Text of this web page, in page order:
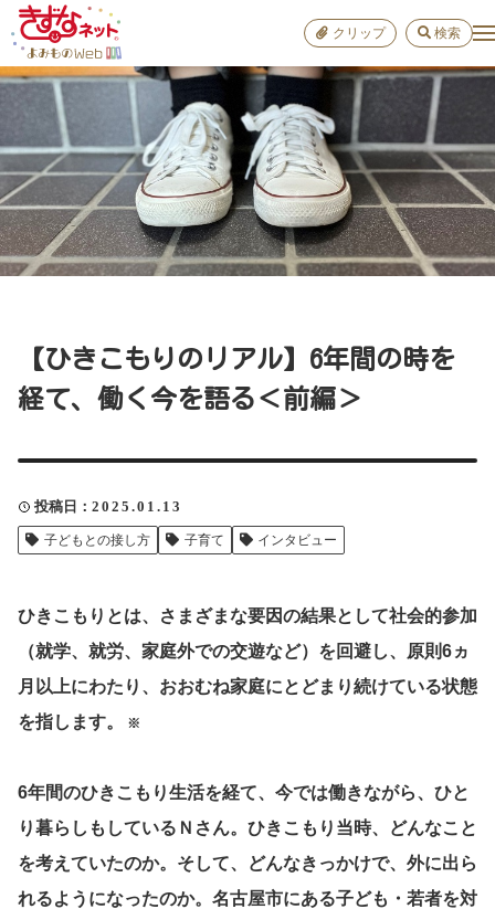
【ひきこもりのリアル】6年間の時を
経て、働く今を語る＜前編＞
投稿日 2025.01.13
子どもとの接し方 子育て インタビュー
ひきこもりとは、さまざまな要因の結果として社会的参加
（就学、就労、家庭外での交遊など）を回避し、原則6ヵ
月以上にわたり、おおむね家庭にとどまり続けている状態
を指します。
※
6年間のひきこもり生活を経て、今では働きながら、ひと
り暮らしもしているＮさん。ひきこもり当時、どんなこと
を考えていたのか。そして、どんなきっかけで、外に出ら
れるようになったのか。名古屋市にある子ども・若者を対
クリップ 検索
雑学
おすすめ
学び
進路
クリップ記事一覧
感想・声を送る